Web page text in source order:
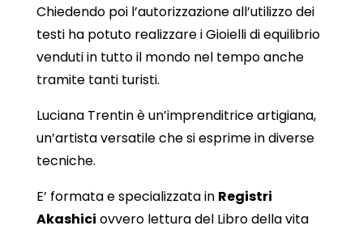
Chiedendo poi l’autorizzazione all’utilizzo dei
testi ha potuto realizzare i Gioielli di equilibrio
venduti in tutto il mondo nel tempo anche
tramite tanti turisti.
Luciana Trentin è un’imprenditrice artigiana,
un’artista versatile che si esprime in diverse
tecniche.
E’ formata e specializzata in Registri
Akashici ovvero lettura del Libro della vita